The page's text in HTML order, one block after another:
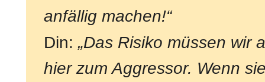
anfällig machen!“
Din:„Das Risiko müssen wir
hier zum Aggressor. Wenn